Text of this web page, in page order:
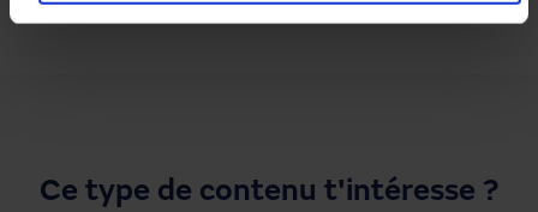
Ce type de contenu t'intéresse ?